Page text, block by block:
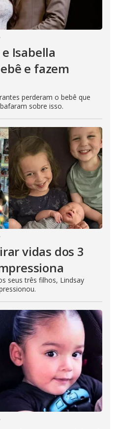
Isabella
e fazem
perderam o bebê que
sobre isso.
vidas dos 3
seus três filhos, Lindsay